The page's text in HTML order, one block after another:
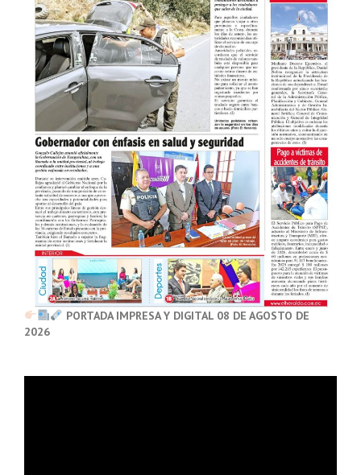
PORTADA IMPRESA Y DIGITAL 08 DE AGOSTO DE
2026